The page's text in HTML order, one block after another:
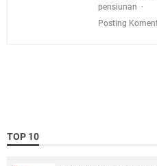
pensiunan
Posting
TOP 10